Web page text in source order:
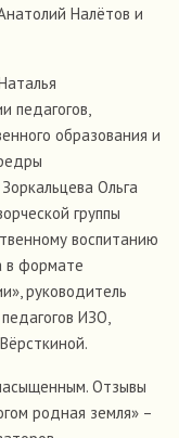
Налётов и
педагогов,
образования и
Ольга
группы
воспитанию
в формате
руководитель
ИЗО,
Отзывы
родная земля» –